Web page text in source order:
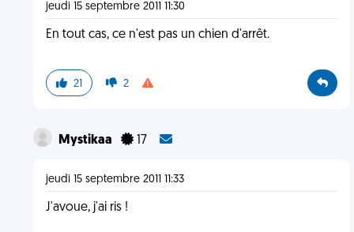
jeudi 15 septembre 2011 11:30
En tout cas, ce n'est pas un chien d'arrêt.
21 2
Mystikaa 17
jeudi 15 septembre 2011 11:33
J'avoue, j'ai ris !